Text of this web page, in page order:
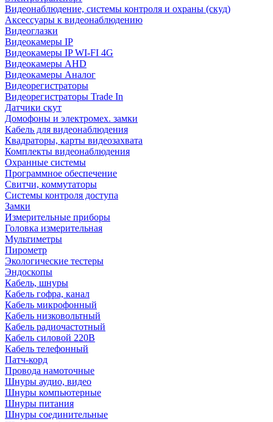
Видеонаблюдение, системы контроля и охраны (скуд)
Аксессуары к видеонаблюдению
Видеоглазки
Видеокамеры IP
Видеокамеры IP WI-FI 4G
Видеокамеры AHD
Видеокамеры Аналог
Видеорегистраторы
Видеорегистраторы Trade In
Датчики скут
Домофоны и электромех. замки
Кабель для видеонаблюдения
Квадраторы, карты видеозахвата
Комплекты видеонаблюдения
Охранные системы
Программное обеспечение
Свитчи, коммутаторы
Системы контроля доступа
Замки
Измерительные приборы
Головка измерительная
Мультиметры
Пирометр
Экологические тестеры
Эндоскопы
Кабель, шнуры
Кабель гофра, канал
Кабель микрофонный
Кабель низковольтный
Кабель радиочастотный
Кабель силовой 220В
Кабель телефонный
Патч-корд
Провода намоточные
Шнуры аудио, видео
Шнуры компьютерные
Шнуры питания
Шнуры соединительные